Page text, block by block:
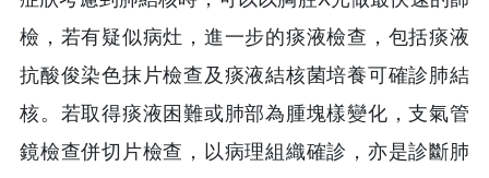
檢，若有疑似病灶，進一步的痰液檢查，包括痰液
抗酸俊染色抹片檢查及痰液結核菌培養可確診肺結
核。若取得痰液困難或肺部為腫塊樣變化，支氣管
鏡檢查併切片檢查，以病理組織確診，亦是診斷肺